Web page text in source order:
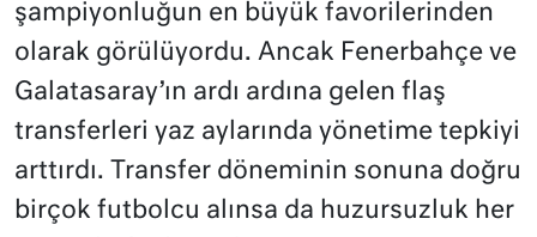
şampiyonluğun en büyük favorilerinden
olarak görülüyordu. Ancak Fenerbahçe ve
Galatasaray’ın ardı ardına gelen flaş
transferleri yaz aylarında yönetime tepkiyi
arttırdı. Transfer döneminin sonuna doğru
birçok futbolcu alınsa da huzursuzluk her